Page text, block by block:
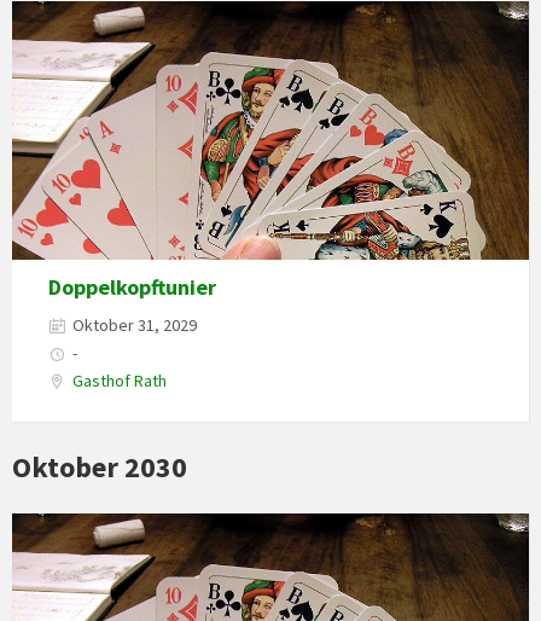
Doppelkopftunier
Oktober 31, 2029
-
Gasthof Rath
Oktober 2030